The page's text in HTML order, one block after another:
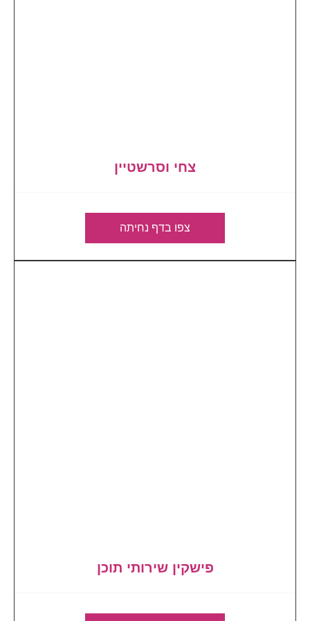
צחי וסרשטיין
צפו בדף נחיתה
פישקין שירותי תוכן